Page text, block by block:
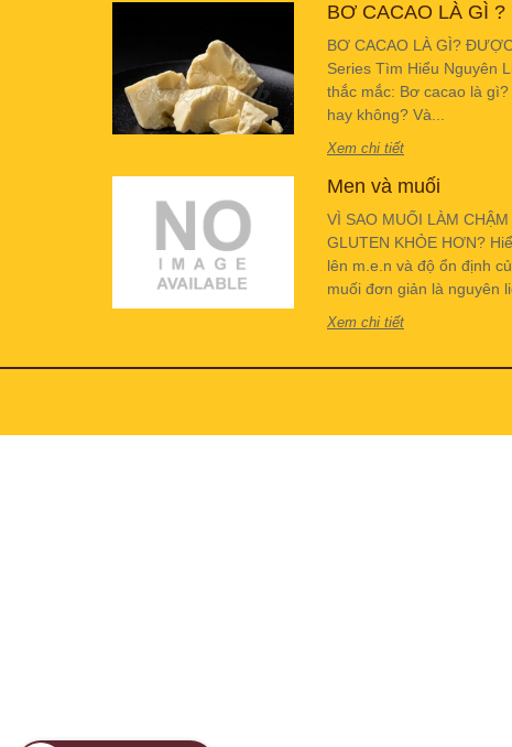
BƠ CACAO LÀ GÌ ?
BƠ CACAO LÀ GÌ?
Series Tìm Hiểu Nguyên
thắc mắc: Bơ cacao là
hay không? Và...
Xem chi tiết
Men và muối
VÌ SAO MUỐI LÀM
GLUTEN KHỎE HƠN?
lên m.e.n và độ ổn định
muối đơn giản là nguyên
Xem chi tiết